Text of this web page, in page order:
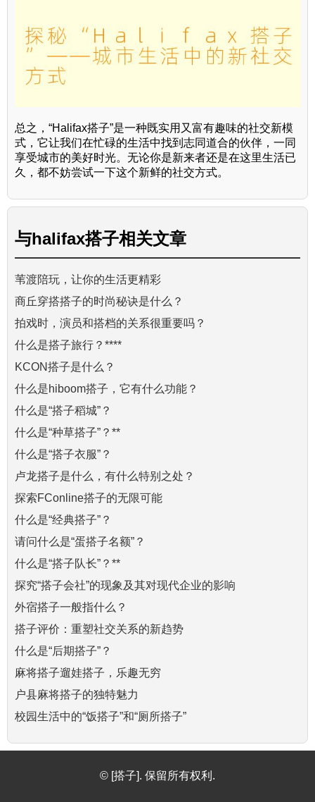
总之，“Halifax搭子”是一种既实用又富有趣味的社交新模
式，它让我们在忙碌的生活中找到志同道合的伙伴，一同
享受城市的美好时光。无论你是新来者还是在这里生活已
久，都不妨尝试一下这个新鲜的社交方式。
与halifax搭子相关文章
苇渡陪玩，让你的生活更精彩
商丘穿搭搭子的时尚秘诀是什么？
拍戏时，演员和搭档的关系很重要吗？
什么是搭子旅行？****
KCON搭子是什么？
什么是hiboom搭子，它有什么功能？
什么是“搭子稻城”？
什么是“种草搭子”？**
什么是“搭子衣服”？
卢龙搭子是什么，有什么特别之处？
探索FConline搭子的无限可能
什么是“经典搭子”？
请问什么是“蛋搭子名额”？
什么是“搭子队长”？**
探究“搭子会社”的现象及其对现代企业的影响
外宿搭子一般指什么？
搭子评价：重塑社交关系的新趋势
什么是“后期搭子”？
麻将搭子遛娃搭子，乐趣无穷
户县麻将搭子的独特魅力
校园生活中的“饭搭子”和“厕所搭子”
© [搭子]. 保留所有权利.